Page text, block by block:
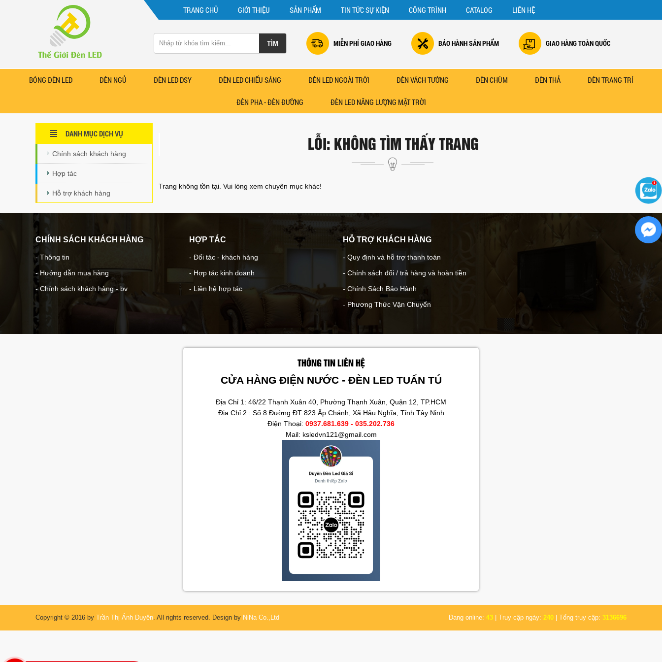
MIỄN PHÍ GIAO HÀNG BẢO HÀNH SẢN PHẨM GIAO HÀNG TOÀN QUỐC
TRANG CHỦ GIỚI THIỆU SẢN PHẨM TIN TỨC SỰ KIỆN CÔNG TRÌNH CATALOG LIÊN HỆ
BÓNG ĐÈN LED ĐÈN NGỦ ĐÈN LED DSY ĐÈN LED CHIẾU SÁNG ĐÈN LED NGOÀI TRỜI ĐÈN VÁCH TƯỜNG ĐÈN CHÙM ĐÈN THẢ ĐÈN TRANG TRÍ
ĐÈN PHA - ĐÈN ĐƯỜNG ĐÈN LED NĂNG LƯỢNG MẶT TRỜI
DANH MỤC DỊCH VỤ
Chính sách khách hàng
Hợp tác
Hỗ trợ khách hàng
LỖI: KHÔNG TÌM THẤY TRANG
Trang không tồn tại. Vui lòng xem chuyên mục khác!
CHÍNH SÁCH KHÁCH HÀNG
- Thông tin
- Hướng dẫn mua hàng
- Chính sách khách hàng - bv
HỢP TÁC
- Đối tác - khách hàng
- Hợp tác kinh doanh
- Liên hệ hợp tác
HỖ TRỢ KHÁCH HÀNG
- Quy định và hỗ trợ thanh toán
- Chính sách đổi / trả hàng và hoàn tiền
- Chính Sách Bảo Hành
- Phương Thức Vận Chuyển
THÔNG TIN LIÊN HỆ
CỬA HÀNG ĐIỆN NƯỚC - ĐÈN LED TUẤN TÚ
Địa Chỉ 1: 46/22 Thạnh Xuân 40, Phường Thạnh Xuân, Quận 12, TP.HCM
Địa Chỉ 2 : Số 8 Đường ĐT 823 Ấp Chánh, Xã Hậu Nghĩa, Tỉnh Tây Ninh
Điện Thoại: 0937.681.639 - 035.202.736
Mail: ksledvn121@gmail.com
Copyright © 2016 by Trần Thị Ánh Duyên. All rights reserved. Design by NiNa Co.,Ltd Đang online: 43 | Truy cập ngày: 240 | Tổng truy cập: 3136696